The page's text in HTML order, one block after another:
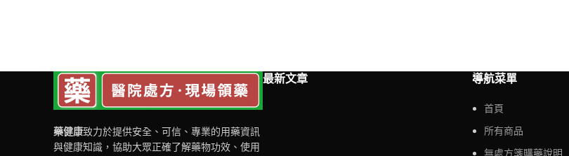
藥健康致力於提供安全、可信、專業的用藥資訊
與健康知識，協助大眾正確了解藥物功效、使用
最新文章 導航菜單
首頁
所有商品
無處方箋購藥說明